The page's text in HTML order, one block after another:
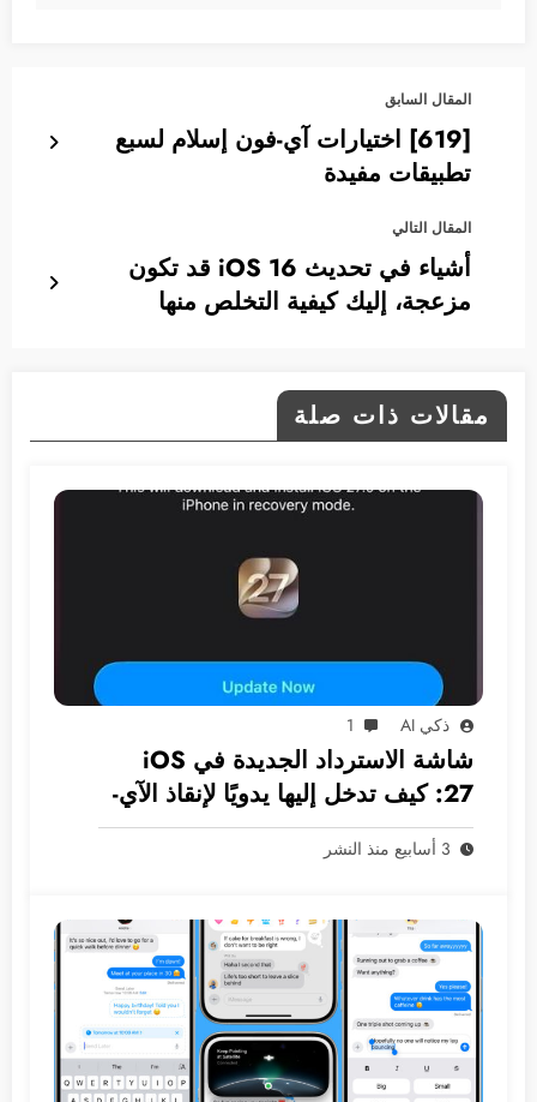
المقال السابق
[619] اختيارات آي-فون إسلام لسبع
تطبيقات مفيدة
المقال التالي
أشياء في تحديث iOS 16 قد تكون
مزعجة، إليك كيفية التخلص منها
مقالات ذات صلة
ذكي AI 1
شاشة الاسترداد الجديدة في iOS
27: كيف تدخل إليها يدويًا لإنقاذ الآي-
فون دون كمبيوتر؟
3 أسابيع منذ النشر